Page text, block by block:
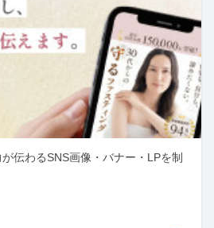
伝わるSNS画像・バナー・LPを制